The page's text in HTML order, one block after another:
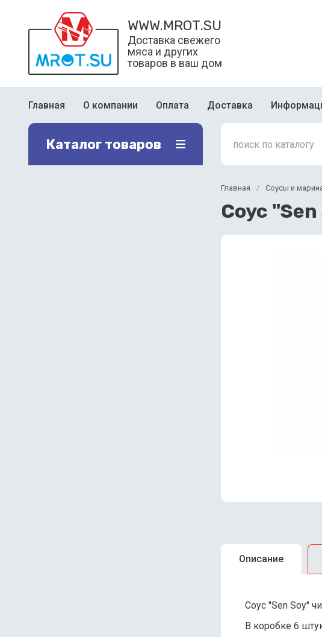
WWW.MROT.SU
Доставка свежего
мяса и других
товаров в ваш дом
Главная О компании Оплата Доставка
Каталог товаров
Главная / Соусы и
Соус
Описание
Соус "Sen Soy"
В коробке 6